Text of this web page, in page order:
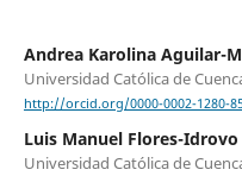
Andrea Karolina Aguilar-
Universidad Católica de
http://orcid.org/0000-0002-1280-
Luis Manuel Flores-Idrovo
Universidad Católica de